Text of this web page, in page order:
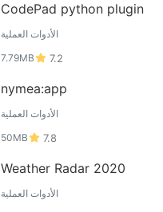
CodePad python plugin
الأدوات العملية
7.79MB
7.2
nymea:app
الأدوات العملية
50MB
7.8
Weather Radar 2020
الأدوات العملية